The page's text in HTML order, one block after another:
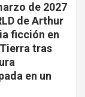
de 2027
de Arthur
ficción en
tras
en un